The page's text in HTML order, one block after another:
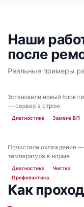
Наши
после
Реальные примеры
ДО
Установили новый блок
— сервер в строю
Диагностика Замена БП
ДО
Почистили охлаждение —
температура в норме
Диагностика
Чистка
Профилактика
Как